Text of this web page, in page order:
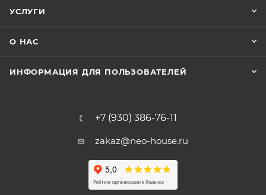
УСЛУГИ
О НАС
ИНФОРМАЦИЯ ДЛЯ ПОЛЬЗОВАТЕЛЕЙ
+7 (930) 386-76-11
zakaz@neo-house.ru